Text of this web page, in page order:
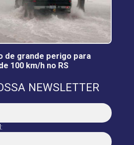
de grande perigo para
100 km/h no RS
NEWSLETTER